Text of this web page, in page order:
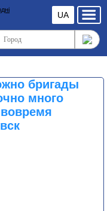
UA
бригады
много